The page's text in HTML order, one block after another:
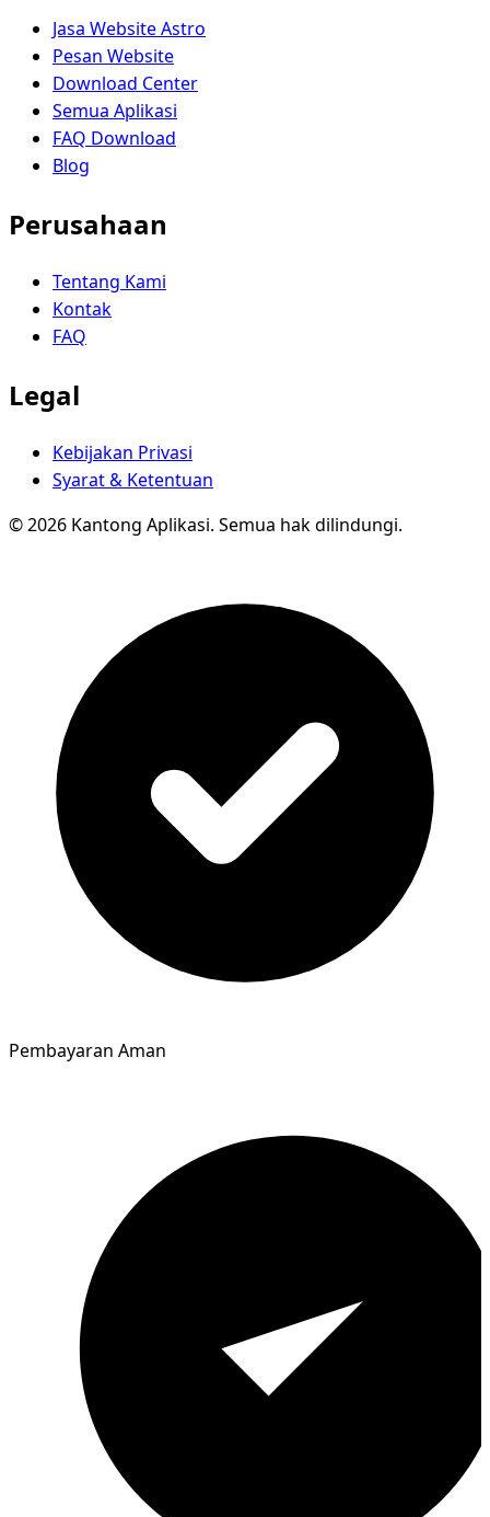
Jasa Website Astro
Pesan Website
Download Center
Semua Aplikasi
FAQ Download
Blog
Perusahaan
Tentang Kami
Kontak
FAQ
Legal
Kebijakan Privasi
Syarat & Ketentuan
© 2026 Kantong Aplikasi. Semua hak dilindungi.
Pembayaran Aman